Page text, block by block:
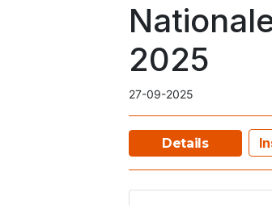
2025
27-09-2025
Details